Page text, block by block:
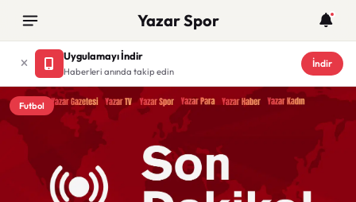
Yazar Spor
Uygulamayı İndir
Haberleri anında takip edin
İndir
Futbol